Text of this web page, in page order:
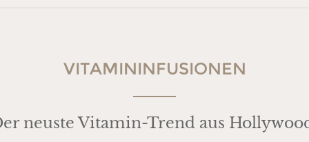
VITAMIN­INFUSIONEN
neuste Vitamin-Trend aus